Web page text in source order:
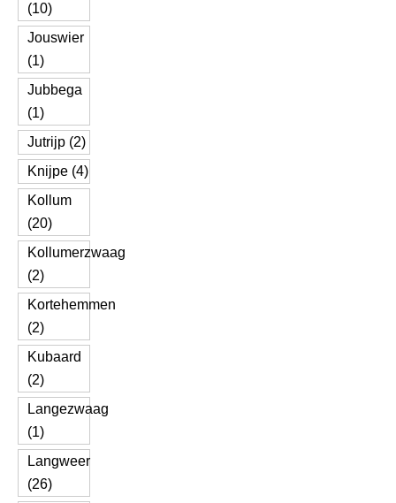
(10)
Jouswier
(1)
Jubbega
(1)
Jutrijp (2)
Knijpe (4)
Kollum
(20)
Kollumerzwaag
(2)
Kortehemmen
(2)
Kubaard
(2)
Langezwaag
(1)
Langweer
(26)